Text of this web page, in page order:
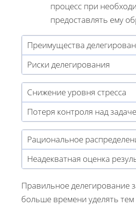
процесс при
предоставлять ему
Преимущества
Риски делегирования
Снижение уровня стресса
Потеря контроля над
Рациональное
Неадекватная оценка
Правильное делегирование
больше времени уделять